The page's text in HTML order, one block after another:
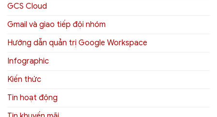
GCS Cloud
Gmail và giao tiếp đội nhóm
Hướng dẫn quản trị Google Workspace
Infographic
Kiến thức
Tin hoạt động